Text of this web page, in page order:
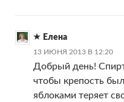
Елена
13 ИЮНЯ 2013 В 12:20
Добрый день!
чтобы крепость
яблоками теряет